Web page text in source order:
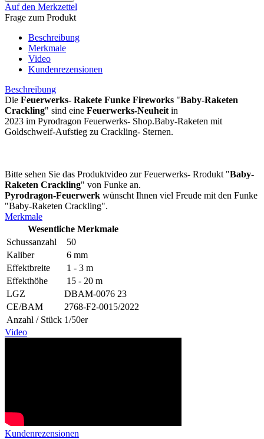
Auf den Merkzettel
Frage zum Produkt
Beschreibung
Merkmale
Video
Kundenrezensionen
Beschreibung
Die Feuerwerks- Rakete Funke Fireworks "Baby-Raketen
Crackling" sind eine Feuerwerks-Neuheit in
2023 im Pyrodragon Feuerwerks- Shop.Baby-Raketen mit
Goldschweif-Aufstieg zu Crackling- Sternen.
Bitte sehen Sie das Produktvideo zur Feuerwerks- Rrodukt "Baby-
Raketen Crackling" von Funke an.
Pyrodragon-Feuerwerk wünscht Ihnen viel Freude mit den Funke
"Baby-Raketen Crackling".
Merkmale
Wesentliche Merkmale
Schussanzahl
50
Kaliber
6 mm
Effektbreite
1 - 3 m
Effekthöhe
15 - 20 m
LGZ
DBAM-0076 23
CE/BAM
2768-F2-0015/2022
Anzahl / Stück 1/50er
Video
Kundenrezensionen